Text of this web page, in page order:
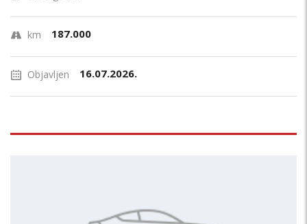
km 187.000
Objavljen 16.07.2026.